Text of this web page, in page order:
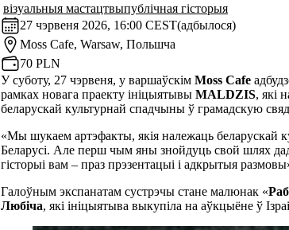
візуальныя мастацтвыпублічная гісторыя
27 чэрвеня 2026, 16:00 CEST(адбылося)
Moss Cafe,Warsaw, Польшча
70 PLN
У суботу, 27 чэрвеня, у варшаўскім Moss Cafe
рамках новага праекту ініцыятывыMALDZIS, які
беларускай культурнай спадчыны ў грамадскую
«Мы шукаем артэфакты, якія належаць беларускай
Беларусі. Але перш чым яны знойдуць свой шлях
гісторыі вам – праз прэзентацыі і адкрытыя
Галоўным экспанатам сустрэчы стане малюнак «
Любіча, які ініцыятыва выкупіла на аўкцыёне ў